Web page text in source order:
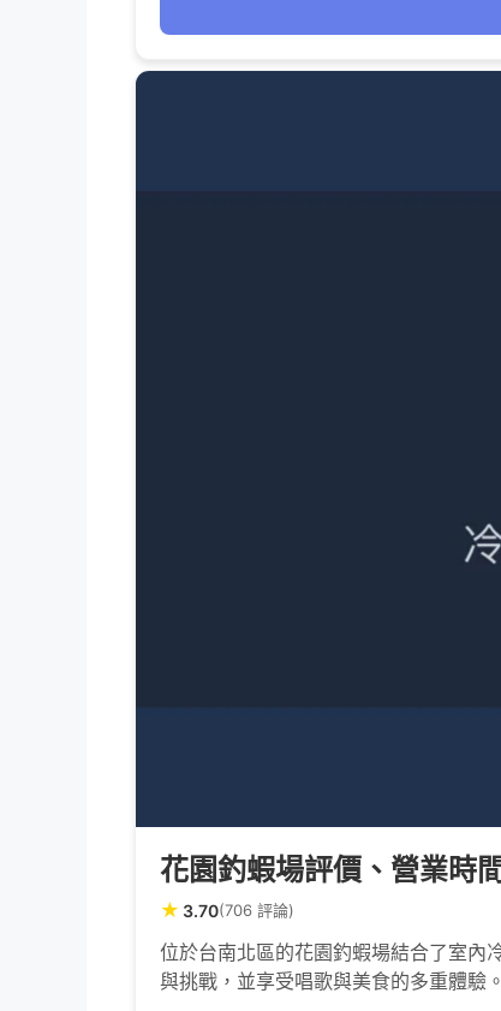
花園釣蝦場評價、營業時
★ 3.70(706 評論)
位於台南北區的花園釣蝦場結合了室內
與挑戰，並享受唱歌與美食的多重體驗